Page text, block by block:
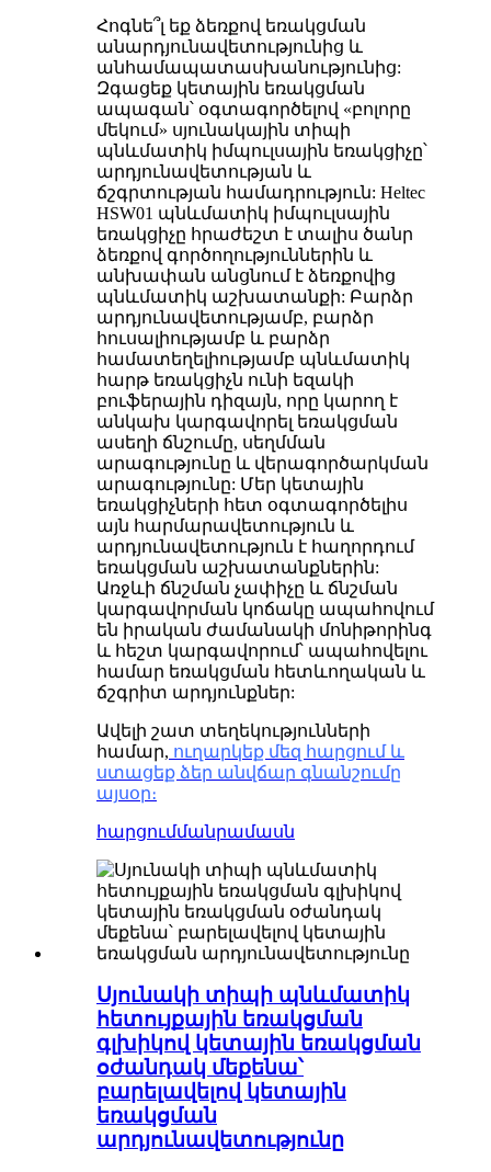
Հոգնե՞լ եք ձեռքով եռակցման
անարդյունավետությունից և
անհամապատասխանությունից:
Զգացեք կետային եռակցման
ապագան՝ օգտագործելով «բոլորը
մեկում» սյունակային տիպի
պնևմատիկ իմպուլսային եռակցիչը՝
արդյունավետության և
ճշգրտության համադրություն: Heltec
HSW01 պնևմատիկ իմպուլսային
եռակցիչը հրաժեշտ է տալիս ծանր
ձեռքով գործողություններին և
անխափան անցնում է ձեռքովից
պնևմատիկ աշխատանքի: Բարձր
արդյունավետությամբ, բարձր
հուսալիությամբ և բարձր
համատեղելիությամբ պնևմատիկ
հարթ եռակցիչն ունի եզակի
բուֆերային դիզայն, որը կարող է
անկախ կարգավորել եռակցման
ասեղի ճնշումը, սեղմման
արագությունը և վերագործարկման
արագությունը: Մեր կետային
եռակցիչների հետ օգտագործելիս
այն հարմարավետություն և
արդյունավետություն է հաղորդում
եռակցման աշխատանքներին:
Առջևի ճնշման չափիչը և ճնշման
կարգավորման կոճակը ապահովում
են իրական ժամանակի մոնիթորինգ
և հեշտ կարգավորում՝ ապահովելու
համար եռակցման հետևողական և
ճշգրիտ արդյունքներ:
Ավելի շատ տեղեկությունների
համար, ուղարկեք մեզ հարցում և
ստացեք ձեր անվճար գնանշումը
այսօր։
հարցումմանրամասն
Սյունակի տիպի պնևմատիկ
հետույքային եռակցման
գլխիկով կետային եռակցման
օժանդակ մեքենա՝
բարելավելով կետային
եռակցման
արդյունավետությունը